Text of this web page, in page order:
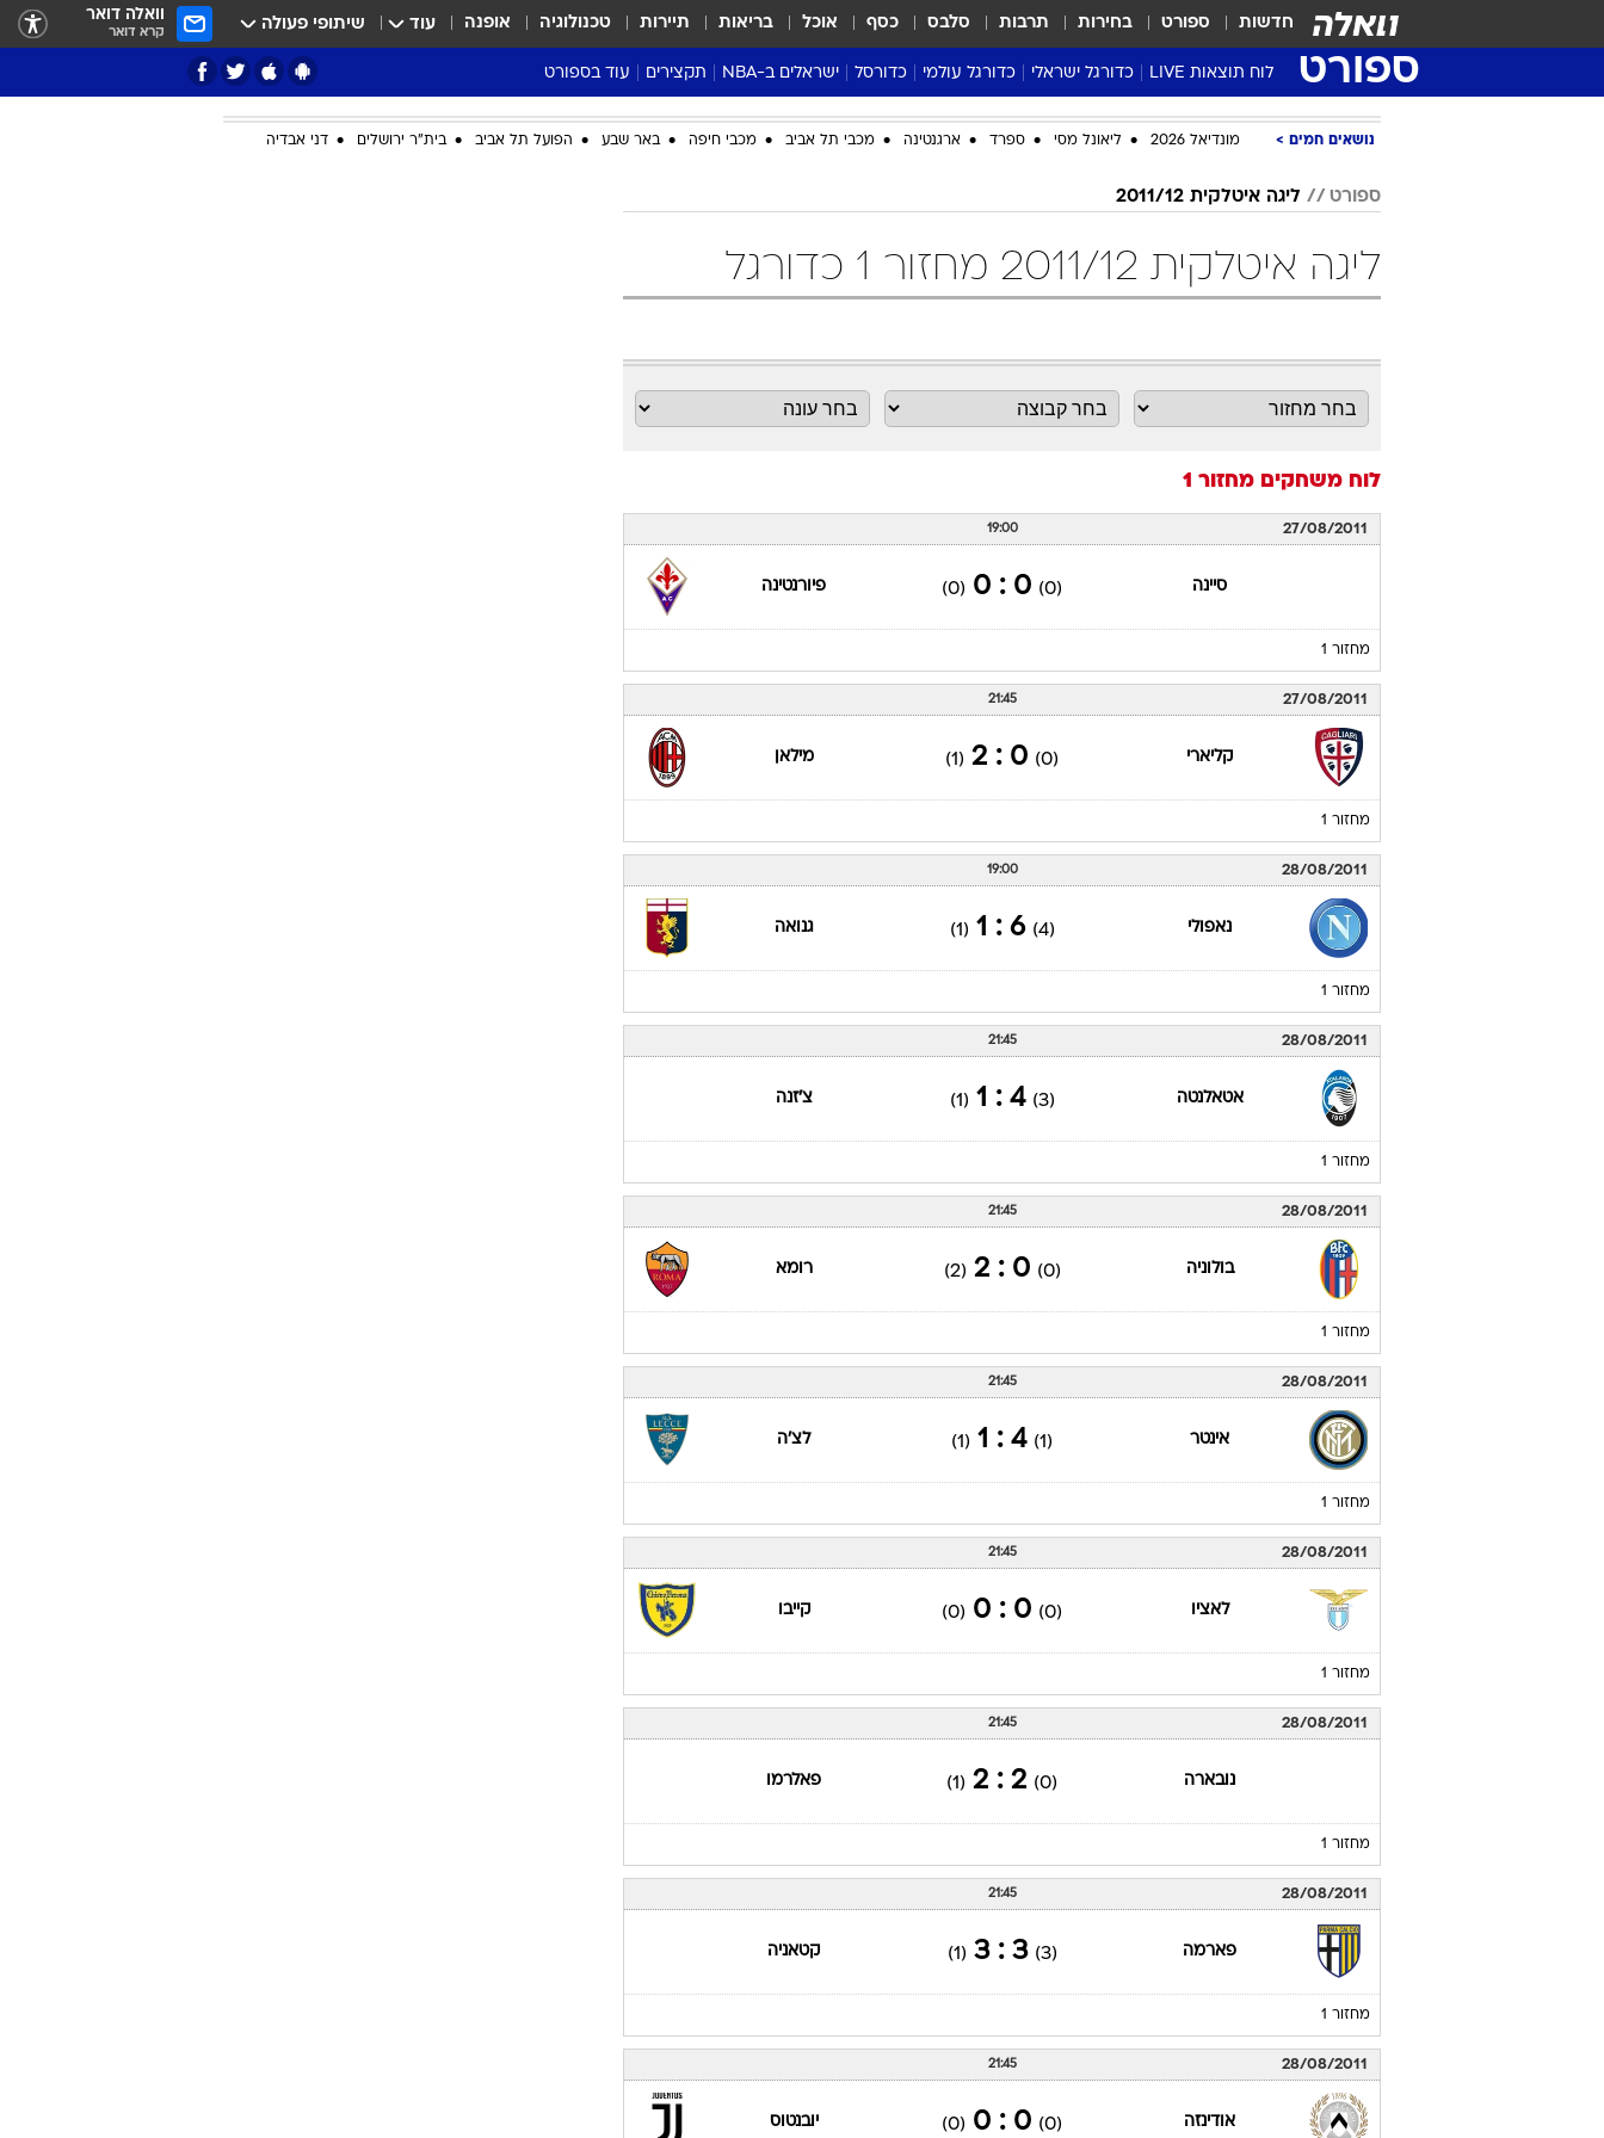
חדשות ספורט בחירות תרבות סלבס כסף אוכל בריאות תיירות טכנולוגיה אופנה עוד שיתופי פעולה וואלה דואר
קרא דואר
ספורט לוח תוצאות LIVE כדורגל ישראלי
ליגת העל Winner
גביע המדינה
שגרירים
נבחרות ישראל
ליגה א'
כדורגל עולמי
ליגה אנגלית
ליגה צרפתית
ליגת האלופות
דרום אמריקה
כדורסל
ליגת העל
נבחרות ישראל בכדורסל
כדורסל נשים
ישראלים ב-NBA
דני אבדיה
תקצירים עוד בספורט
מונדיאל 2026
NBA
אבא של שבת
סערה בממלכה
ענפים נוספים
כתבו לנו
נושאים חמים מונדיאל 2026 ליאונל מסי ספרד ארגנטינה מכבי תל אביב מכבי חיפה באר שבע הפועל תל אביב בית"ר ירושלים דני אבדיה
ספורט ליגה איטלקית 2011/12
ליגה איטלקית 2011/12 מחזור 1 כדורגל
לוח משחקים מחזור 1
27/08/2011
19:00
סיינה (0)
0 : 0
(0) פיורנטינה
מחזור 1
27/08/2011
21:45
קליארי (0)
0 : 2
(1) מילאן
מחזור 1
28/08/2011
19:00
נאפולי (4)
6 : 1
(1) גנואה
מחזור 1
28/08/2011
21:45
אטאלנטה (3)
4 : 1
(1) צ'זנה
מחזור 1
28/08/2011
21:45
בולוניה (0)
0 : 2
(2) רומא
מחזור 1
28/08/2011
21:45
אינטר (1)
4 : 1
(1) לצ'ה
מחזור 1
28/08/2011
21:45
לאציו (0)
0 : 0
(0) קייבו
מחזור 1
28/08/2011
21:45
נובארה (0)
2 : 2
(1) פאלרמו
מחזור 1
28/08/2011
21:45
פארמה (3)
3 : 3
(1) קטאניה
מחזור 1
28/08/2011
21:45
אודינזה (0)
0 : 0
(0) יובנטוס